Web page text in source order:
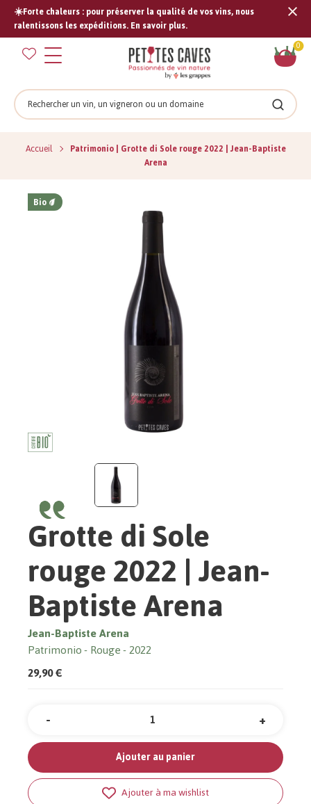
☀️Forte chaleurs : pour préserver la qualité de vos vins, nous
ralentissons les expéditions. En savoir plus.
0
Rechercher
Accueil
Patrimonio | Grotte di Sole rouge 2022 | Jean-Baptiste
Arena
Bio
Grotte di Sole
rouge 2022 | Jean-
Baptiste Arena
Jean-Baptiste Arena
Patrimonio Rouge 2022
29,90 €
Quantité +
-
Ajouter au panier
Ajouter à ma wishlist